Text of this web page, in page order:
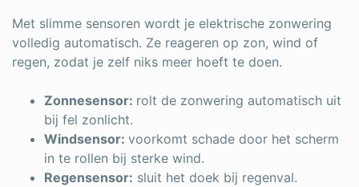
Met slimme sensoren wordt je elektrische zonwering
volledig automatisch. Ze reageren op zon, wind of
regen, zodat je zelf niks meer hoeft te doen.
Zonnesensor: rolt de zonwering automatisch uit
bij fel zonlicht.
Windsensor: voorkomt schade door het scherm
in te rollen bij sterke wind.
Regensensor: sluit het doek bij regenval.